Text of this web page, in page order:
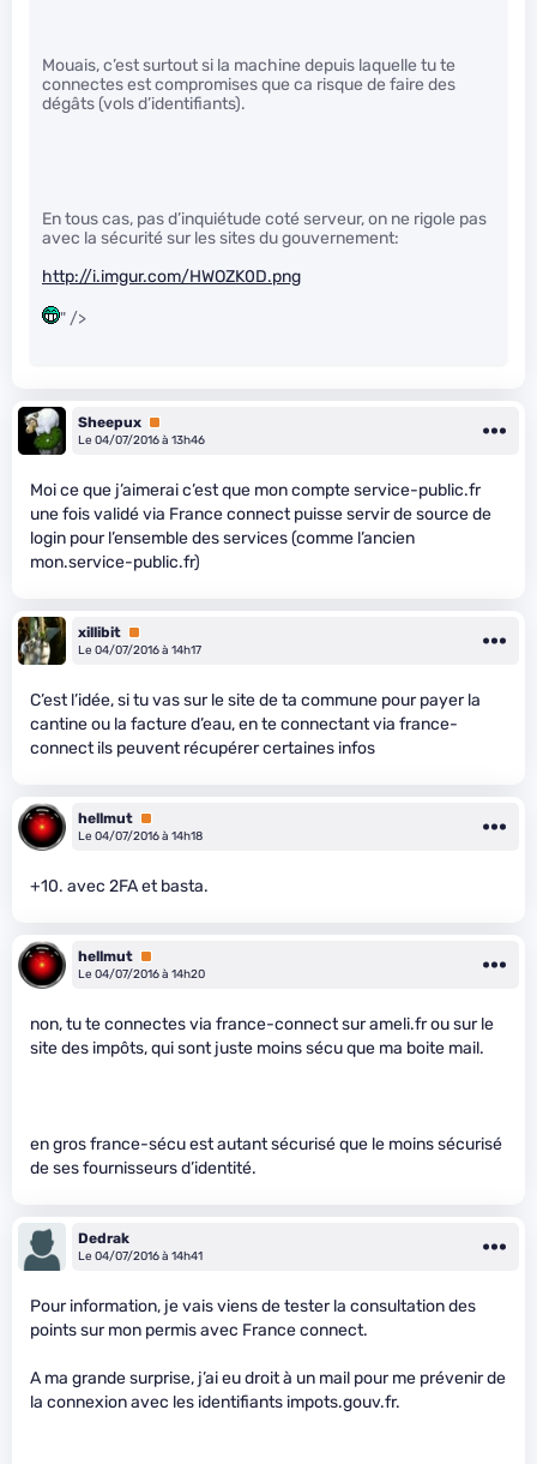
Mouais, c’est surtout si la machine depuis laquelle tu te
connectes est compromises que ca risque de faire des
dégâts (vols d’identifiants).
En tous cas, pas d’inquiétude coté serveur, on ne rigole pas
avec la sécurité sur les sites du gouvernement:
http://i.imgur.com/HWOZK0D.png
" />
Sheepux Premium
Le 04/07/2016 à 13h46
Moi ce que j’aimerai c’est que mon compte service-public.fr
une fois validé via France connect puisse servir de source de
login pour l’ensemble des services (comme l’ancien
mon.service-public.fr)
xillibit Premium
Le 04/07/2016 à 14h17
C’est l’idée, si tu vas sur le site de ta commune pour payer la
cantine ou la facture d’eau, en te connectant via france-
connect ils peuvent récupérer certaines infos
hellmut Premium
Le 04/07/2016 à 14h18
+10. avec 2FA et basta.
hellmut Premium
Le 04/07/2016 à 14h20
non, tu te connectes via france-connect sur ameli.fr ou sur le
site des impôts, qui sont juste moins sécu que ma boite mail.
en gros france-sécu est autant sécurisé que le moins sécurisé
de ses fournisseurs d’identité.
Dedrak
Le 04/07/2016 à 14h41
Pour information, je vais viens de tester la consultation des
points sur mon permis avec France connect.
A ma grande surprise, j’ai eu droit à un mail pour me prévenir de
la connexion avec les identifiants impots.gouv.fr.